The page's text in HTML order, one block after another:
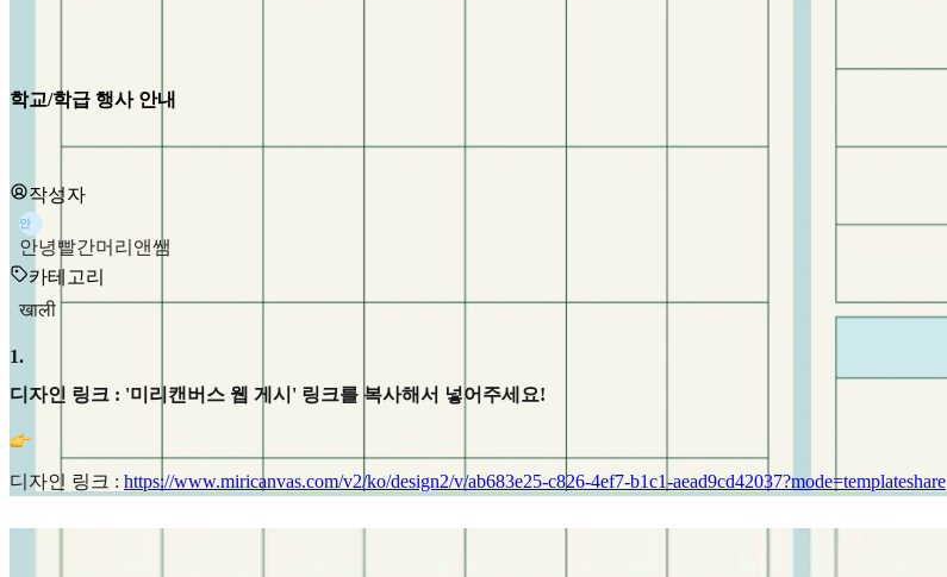
학교/학급 행사 안내
작성자
안
안녕빨간머리앤쌤
카테고리
खाली
1.
디자인 링크 : '미리캔버스 웹 게시' 링크를 복사해서 넣어주세요!
디자인 링크 : https://www.miricanvas.com/v2/ko/design2/v/ab683e25-c826-4ef7-b1c1-aead9cd42037?mode=templateshare